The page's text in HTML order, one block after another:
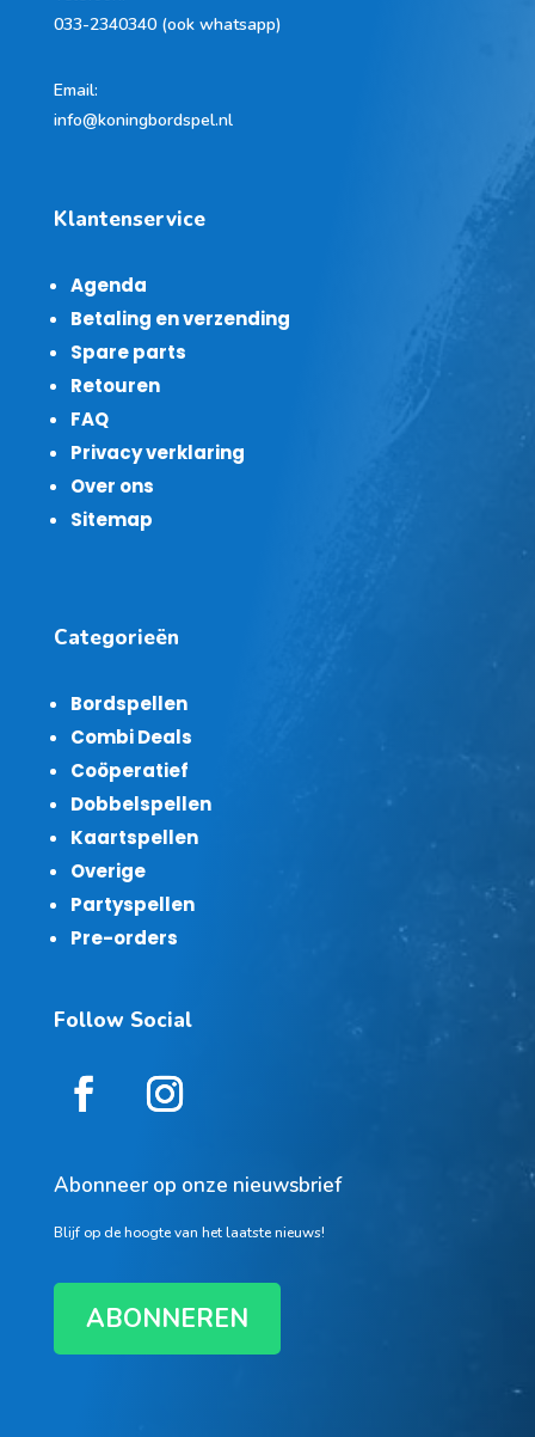
033-2340340 (ook whatsapp)
Email:
info@koningbordspel.nl
Klantenservice
Agenda
Betaling en verzending
Spare parts
Retouren
FAQ
Privacy verklaring
Over ons
Sitemap
Categorieën
Bordspellen
Combi Deals
Coöperatief
Dobbelspellen
Kaartspellen
Overige
Partyspellen
Pre-orders
Follow Social
Abonneer op onze nieuwsbrief
Blijf op de hoogte van het laatste nieuws!
ABONNEREN